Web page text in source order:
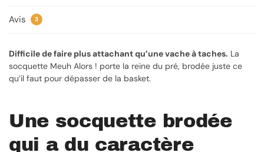
Avis 3
Difficile de faire plus attachant qu’une vache à taches. La
socquette Meuh Alors ! porte la reine du pré, brodée juste ce
qu’il faut pour dépasser de la basket.
Une socquette brodée
qui a du caractère